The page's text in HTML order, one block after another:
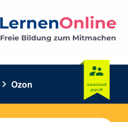
chevron_right Ozon